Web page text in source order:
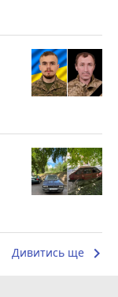
Дивитись ще keyboard_arrow_right